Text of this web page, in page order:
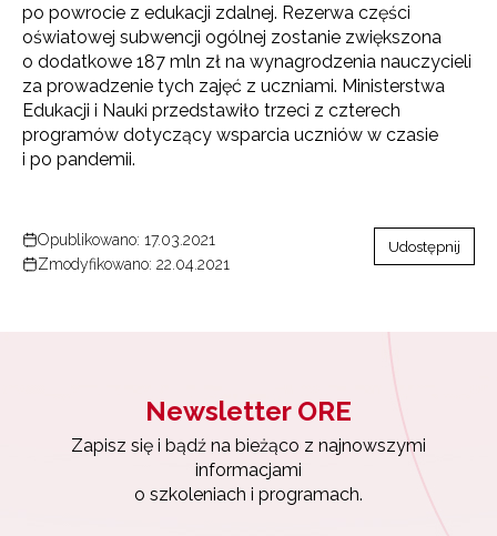
po powrocie z edukacji zdalnej. Rezerwa części
oświatowej subwencji ogólnej zostanie zwiększona
o dodatkowe 187 mln zł na wynagrodzenia nauczycieli
za prowadzenie tych zajęć z uczniami. Ministerstwa
Edukacji i Nauki przedstawiło trzeci z czterech
programów dotyczący wsparcia uczniów w czasie
i po pandemii.
Opublikowano: 17.03.2021
Zmodyfikowano: 22.04.2021
Udostępnij
Newsletter ORE
Zapisz się i bądź na bieżąco z najnowszymi
informacjami
o szkoleniach i programach.